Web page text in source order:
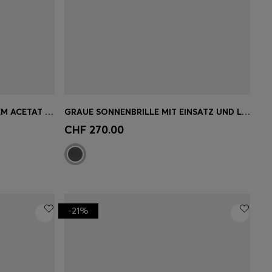
SONNENBRILLE AUS SCHWARZEM ACETAT MIT STREIFEN-BÜGELN
Schnelleinkauf
Grösse)
GRAUE SONNENBRILLE MIT EINSATZ UND LOGO AN DEN BÜGELN
CHF 270.00
-21%